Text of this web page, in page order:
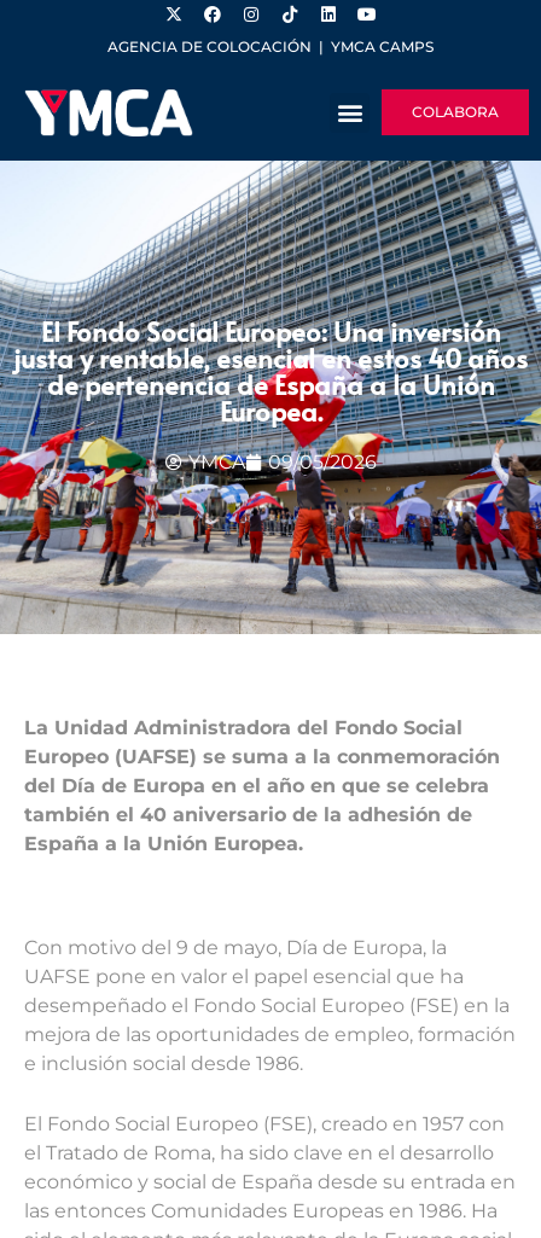
AGENCIA DE COLOCACIÓN | YMCA CAMPS
COLABORA
El Fondo Social Europeo: Una inversión
justa y rentable, esencial en estos 40 años
de pertenencia de España a la Unión
Europea.
YMCA 09/05/2026
La Unidad Administradora del Fondo Social
Europeo (UAFSE) se suma a la conmemoración
del Día de Europa en el año en que se celebra
también el 40 aniversario de la adhesión de
España a la Unión Europea.
Con motivo del 9 de mayo, Día de Europa, la
UAFSE pone en valor el papel esencial que ha
desempeñado el Fondo Social Europeo (FSE) en la
mejora de las oportunidades de empleo, formación
e inclusión social desde 1986.
El Fondo Social Europeo (FSE), creado en 1957 con
el Tratado de Roma, ha sido clave en el desarrollo
económico y social de España desde su entrada en
las entonces Comunidades Europeas en 1986. Ha